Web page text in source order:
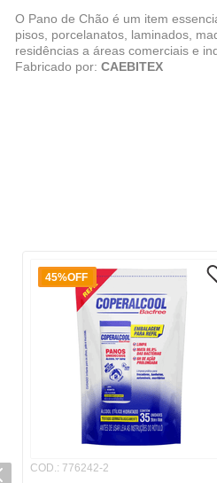
O Pano de Chão é um item
pisos, porcelanatos, laminados,
residências a áreas comerciais e
Fabricado por: CAEBITEX
45%OFF
COD.: 776242-2